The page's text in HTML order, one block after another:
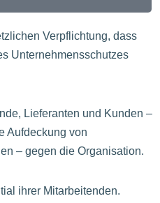
Verpflichtung, dass
Unternehmensschutzes
Lieferanten und Kunden –
Aufdeckung von
– gegen die Organisation.
ihrer Mitarbeitenden.